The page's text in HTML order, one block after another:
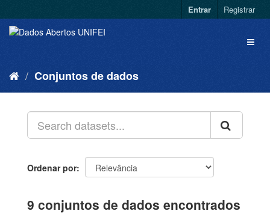
Entrar Registrar
Conjuntos de dados
Ordenar por
9 conjuntos de dados encontrados